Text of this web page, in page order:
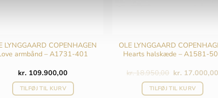
LYNGGAARD COPENHAGEN
armbånd – A1731-401
kr. 109.900,00
TILFØJ TIL KURV
OLE LYNGGAARD
Hearts halskæde – A1581-
kr.18.950,00 Den
pris
var:
kr. 17.000,00
TILFØJ TIL KURV